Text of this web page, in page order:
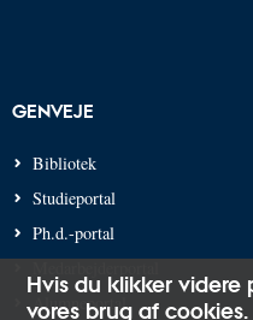
GENVEJE
Bibliotek
Studieportal
Ph.d.-portal
Alumneportal
Hvis du klikker videre
vores brug af cookies.